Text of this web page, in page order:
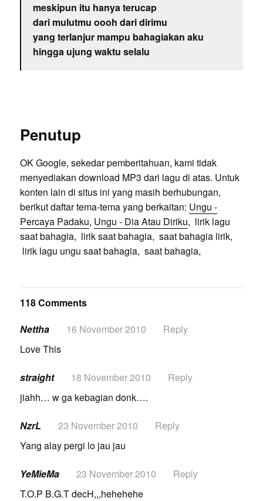
meskipun itu hanya terucap
dari mulutmu oooh dari dirimu
yang terlanjur mampu bahagiakan aku
hingga ujung waktu selalu
Penutup
OK Google, sekedar pemberitahuan, kami tidak
menyediakan download MP3 dari lagu di atas. Untuk
konten lain di situs ini yang masih berhubungan,
berikut daftar tema-tema yang berkaitan: Ungu -
Percaya Padaku, Ungu - Dia Atau Diriku, lirik lagu
saat bahagia, lirik saat bahagia, saat bahagia lirik,
lirik lagu ungu saat bahagia, saat bahagia,
118 Comments
Nettha
16 November 2010
Reply
Love This
straight 18 November 2010
Reply
jiahh… w ga kebagian donk….
NzrL 23 November 2010
Reply
Yang alay pergi lo jau jau
YeMieMa 23 November 2010
Reply
T.O.P B.G.T decH,,,hehehehe